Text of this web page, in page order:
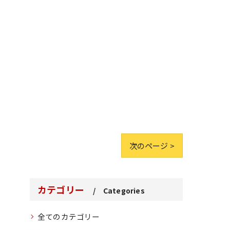
次のページ >
カテゴリー Categories
全てのカテゴリー